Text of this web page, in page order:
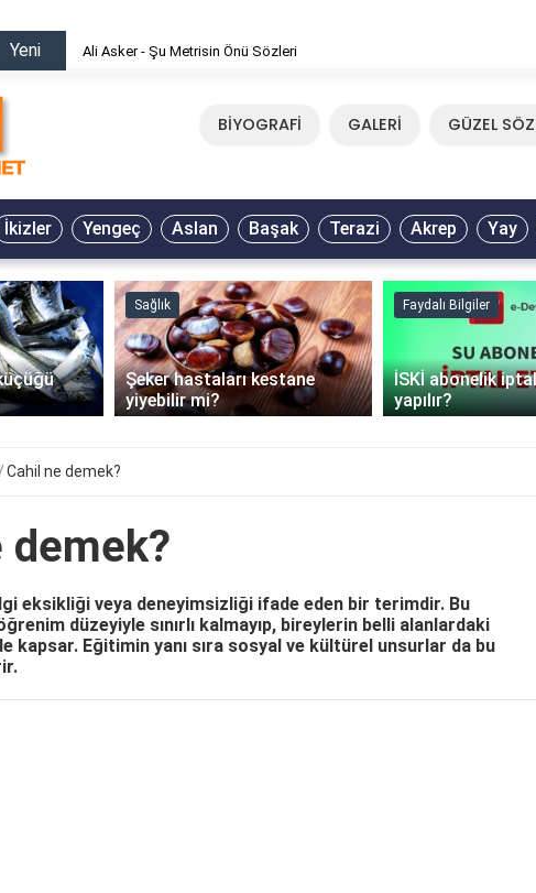
Yeni Ali Asker - Şu Metrisin Önü Sözleri
BİYOGRAFİ GALERİ GÜZEL
İkizler Yengeç Aslan Başak Terazi Akrep Yay
Sağlık
Şeker hastaları kestane
yiyebilir mi?
Faydalı Bilgiler
İSKİ abonelik
yapılır?
Cahil ne demek?
demek?
eksikliği veya deneyimsizliği ifade eden bir terimdir. Bu
düzeyiyle sınırlı kalmayıp, bireylerin belli alanlardaki
kapsar. Eğitimin yanı sıra sosyal ve kültürel unsurlar da bu